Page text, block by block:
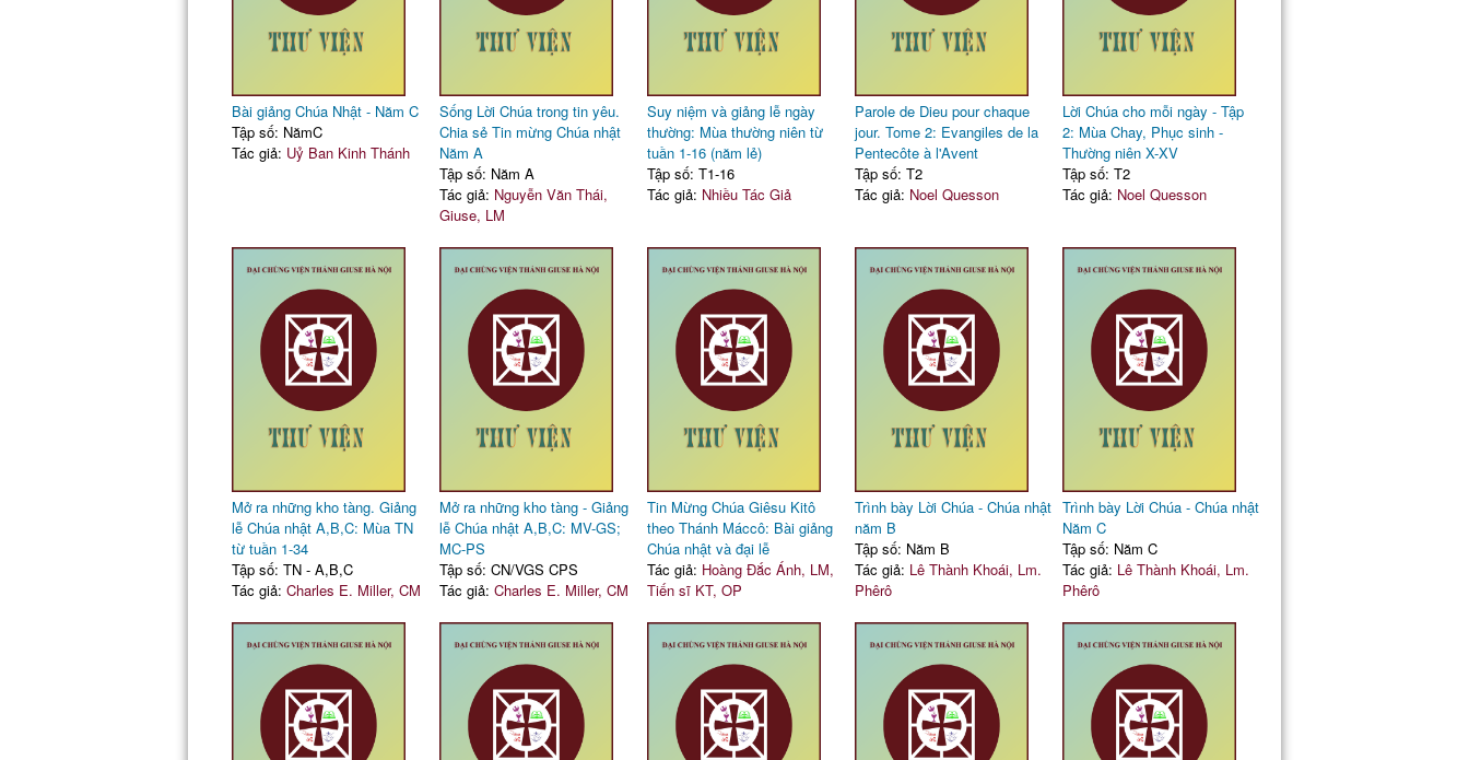
Bài giảng Chúa Nhật - Năm C
Tập số: NămC
Tác giả: Uỷ Ban Kinh Thánh
Sống Lời Chúa trong tin yêu.
Chia sẻ Tin mừng Chúa nhật
Năm A
Tập số: Năm A
Tác giả: Nguyễn Văn Thái,
Giuse, LM
Suy niệm và giảng lễ ngày
thường: Mùa thường niên từ
tuần 1-16 (năm lẻ)
Tập số: T1-16
Tác giả: Nhiều Tác Giả
Parole de Dieu pour chaque
jour. Tome 2: Evangiles de la
Pentecôte à l'Avent
Tập số: T2
Tác giả: Noel Quesson
Lời Chúa cho mỗi ngày - Tập
2: Mùa Chay, Phục sinh -
Thường niên X-XV
Tập số: T2
Tác giả: Noel Quesson
Mở ra những kho tàng. Giảng
lễ Chúa nhật A,B,C: Mùa TN
từ tuần 1-34
Tập số: TN - A,B,C
Tác giả: Charles E. Miller, CM
Mở ra những kho tàng - Giảng
lễ Chúa nhật A,B,C: MV-GS;
MC-PS
Tập số: CN/VGS CPS
Tác giả: Charles E. Miller, CM
Tin Mừng Chúa Giêsu Kitô
theo Thánh Máccô: Bài giảng
Chúa nhật và đại lễ
Tác giả: Hoàng Đắc Ánh, LM,
Tiến sĩ KT, OP
Trình bày Lời Chúa - Chúa nhật
năm B
Tập số: Năm B
Tác giả: Lê Thành Khoái, Lm.
Phêrô
Trình bày Lời Chúa - Chúa nhật
Năm C
Tập số: Năm C
Tác giả: Lê Thành Khoái, Lm.
Phêrô